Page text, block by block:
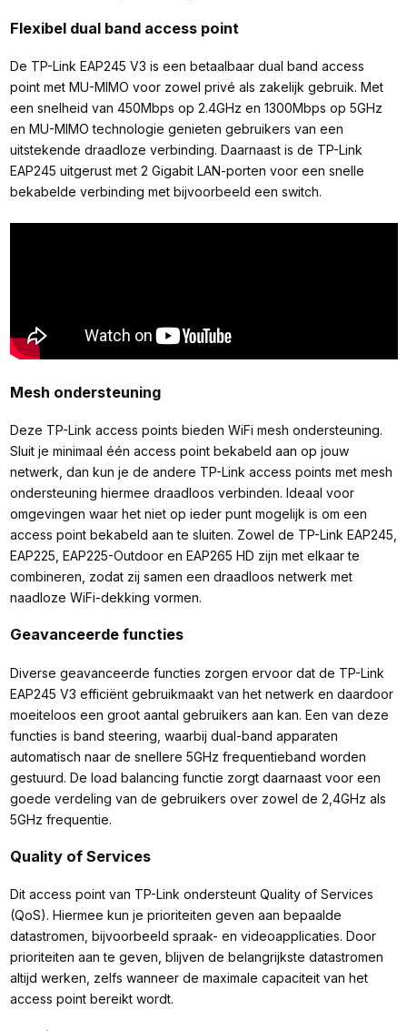
Flexibel dual band access point
De TP-Link EAP245 V3 is een betaalbaar dual band access
point met MU-MIMO voor zowel privé als zakelijk gebruik. Met
een snelheid van 450Mbps op 2.4GHz en 1300Mbps op 5GHz
en MU-MIMO technologie genieten gebruikers van een
uitstekende draadloze verbinding. Daarnaast is de TP-Link
EAP245 uitgerust met 2 Gigabit LAN-porten voor een snelle
bekabelde verbinding met bijvoorbeeld een switch.
Mesh ondersteuning
Deze TP-Link access points bieden WiFi mesh ondersteuning.
Sluit je minimaal één access point bekabeld aan op jouw
netwerk, dan kun je de andere TP-Link access points met mesh
ondersteuning hiermee draadloos verbinden. Ideaal voor
omgevingen waar het niet op ieder punt mogelijk is om een
access point bekabeld aan te sluiten. Zowel de TP-Link EAP245,
EAP225, EAP225-Outdoor en EAP265 HD zijn met elkaar te
combineren, zodat zij samen een draadloos netwerk met
naadloze WiFi-dekking vormen.
Geavanceerde functies
Diverse geavanceerde functies zorgen ervoor dat de TP-Link
EAP245 V3 efficiënt gebruikmaakt van het netwerk en daardoor
moeiteloos een groot aantal gebruikers aan kan. Een van deze
functies is band steering, waarbij dual-band apparaten
automatisch naar de snellere 5GHz frequentieband worden
gestuurd. De load balancing functie zorgt daarnaast voor een
goede verdeling van de gebruikers over zowel de 2,4GHz als
5GHz frequentie.
Quality of Services
Dit access point van TP-Link ondersteunt Quality of Services
(QoS). Hiermee kun je prioriteiten geven aan bepaalde
datastromen, bijvoorbeeld spraak- en videoapplicaties. Door
prioriteiten aan te geven, blijven de belangrijkste datastromen
altijd werken, zelfs wanneer de maximale capaciteit van het
access point bereikt wordt.